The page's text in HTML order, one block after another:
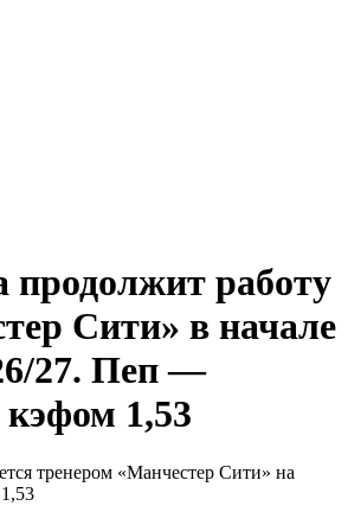
продолжит работу
Сити» в начале
27. Пеп —
1,53
тренером «Манчестер Сити» на